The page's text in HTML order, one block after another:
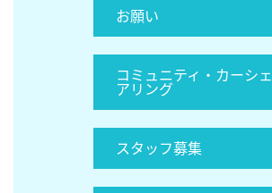
お願い
コミュニティ・カーシェ
アリング
スタッフ募集